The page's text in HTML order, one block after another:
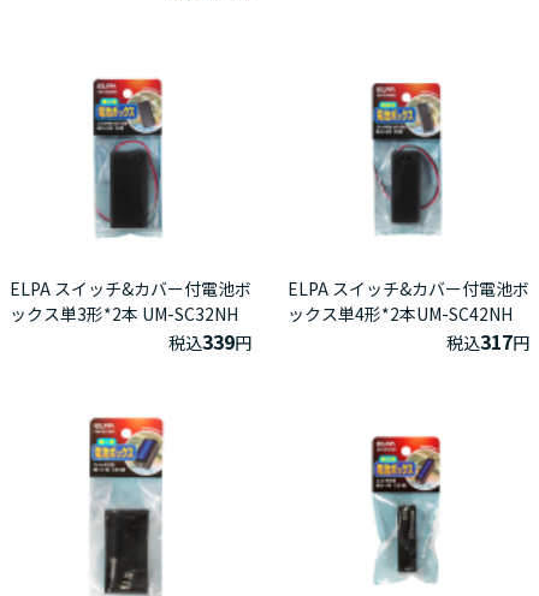
ELPA スイッチ&カバー付電池ボ
ックス単3形*2本 UM-SC32NH
税込339円
ELPA スイッチ&カバー付電池ボ
ックス単4形*2本UM-SC42NH
税込317円